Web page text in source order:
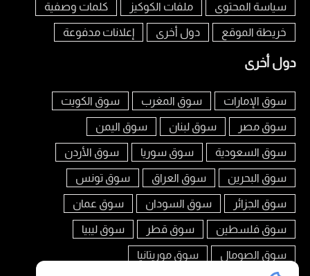
سياسة المحتوى ملفات الكوكيز كلمات وصفية
خريطة الموقع دول أخرى إعلانات مدفوعة
دول أخرى
سوق الإمارات سوق المغرب سوق الكويت
سوق مصر سوق لبنان سوق اليمن
سوق السعودية سوق سوريا سوق الأردن
سوق البحرين سوق العراق سوق تونس
سوق الجزائر سوق السودان سوق عمان
سوق فلسطين سوق قطر سوق ليبيا
سوق الصومال سوق موريتانيا